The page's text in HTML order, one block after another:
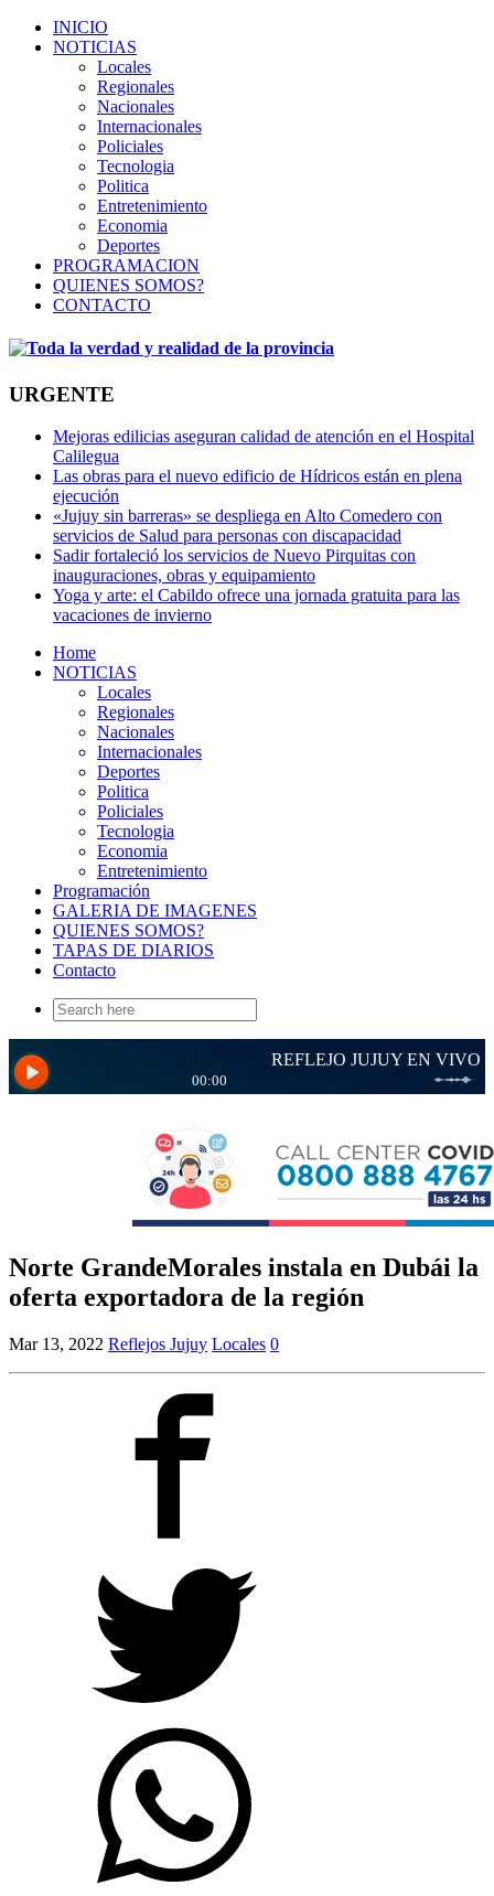
INICIO
NOTICIAS
Locales
Regionales
Nacionales
Internacionales
Policiales
Tecnologia
Politica
Entretenimiento
Economia
Deportes
PROGRAMACION
QUIENES SOMOS?
CONTACTO
URGENTE
Mejoras edilicias aseguran calidad de atención en el Hospital
Calilegua
Las obras para el nuevo edificio de Hídricos están en plena
ejecución
«Jujuy sin barreras» se despliega en Alto Comedero con
servicios de Salud para personas con discapacidad
Sadir fortaleció los servicios de Nuevo Pirquitas con
inauguraciones, obras y equipamiento
Yoga y arte: el Cabildo ofrece una jornada gratuita para las
vacaciones de invierno
Home
NOTICIAS
Locales
Regionales
Nacionales
Internacionales
Deportes
Politica
Policiales
Tecnologia
Economia
Entretenimiento
Programación
GALERIA DE IMAGENES
QUIENES SOMOS?
TAPAS DE DIARIOS
Contacto
Search
for:
Norte GrandeMorales instala en Dubái la
oferta exportadora de la región
Mar 13, 2022 Reflejos Jujuy Locales 0